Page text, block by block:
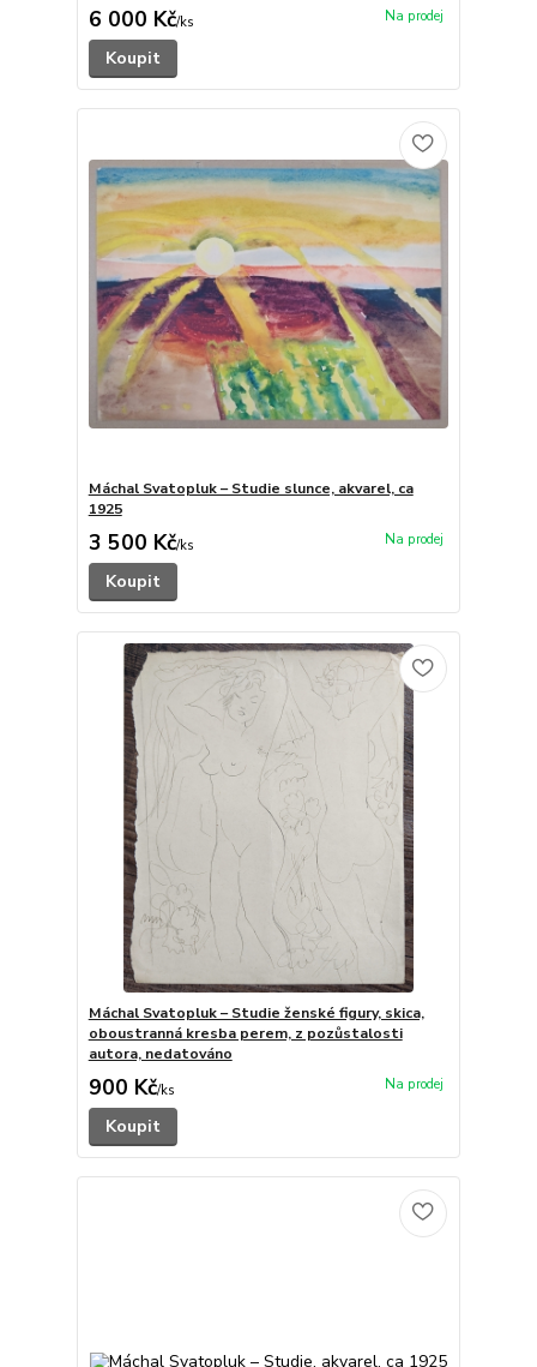
6 000 Kč/ks
Koupit
Máchal Svatopluk – Studie slunce, akvarel, ca
1925
3 500 Kč/ks
Koupit
Máchal Svatopluk – Studie ženské figury, skica,
oboustranná kresba perem, z pozůstalosti
autora, nedatováno
900 Kč/ks
Koupit